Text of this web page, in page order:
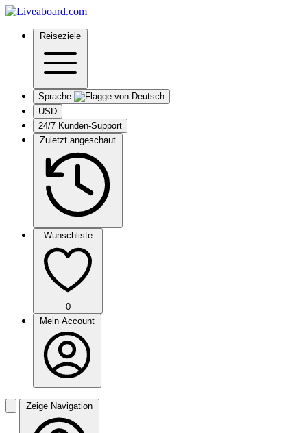
Reiseziele
Sprache
USD
24/7 Kunden-Support
Zuletzt angeschaut
Wunschliste
0
Mein Account
Zeige Navigation